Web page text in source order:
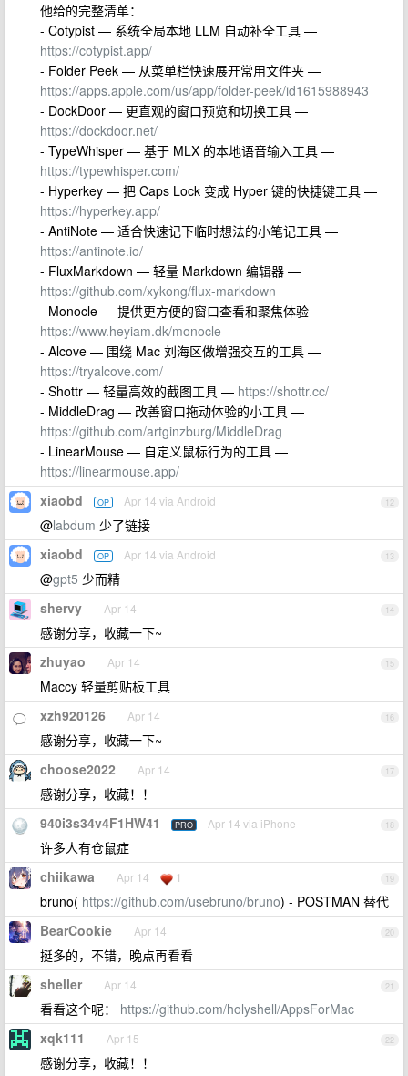
他给的完整清单：
- Cotypist — 系统全局本地 LLM 自动补全工具 —
https://cotypist.app/
- Folder Peek — 从菜单栏快速展开常用文件夹 —
https://apps.apple.com/us/app/folder-peek/id1615988943
- DockDoor — 更直观的窗口预览和切换工具 —
https://dockdoor.net/
- TypeWhisper — 基于 MLX 的本地语音输入工具 —
https://typewhisper.com/
- Hyperkey — 把 Caps Lock 变成 Hyper 键的快捷键工具 —
https://hyperkey.app/
- AntiNote — 适合快速记下临时想法的小笔记工具 —
https://antinote.io/
- FluxMarkdown — 轻量 Markdown 编辑器 —
https://github.com/xykong/flux-markdown
- Monocle — 提供更方便的窗口查看和聚焦体验 —
https://www.heyiam.dk/monocle
- Alcove — 围绕 Mac 刘海区做增强交互的工具 —
https://tryalcove.com/
- Shottr — 轻量高效的截图工具 — https://shottr.cc/
- MiddleDrag — 改善窗口拖动体验的小工具 —
https://github.com/artginzburg/MiddleDrag
- LinearMouse — 自定义鼠标行为的工具 —
https://linearmouse.app/
12
xiaobd OP Apr 14 via Android
@labdum 少了链接
13
xiaobd OP Apr 14 via Android
@gpt5 少而精
14
shervy Apr 14
感谢分享，收藏一下~
15
zhuyao Apr 14
Maccy 轻量剪贴板工具
16
xzh920126 Apr 14
感谢分享，收藏一下~
17
choose2022 Apr 14
感谢分享，收藏！！
18
940i3s34v4F1HW41 PRO Apr 14 via iPhone
许多人有仓鼠症
19
chiikawa Apr 14 1
bruno( https://github.com/usebruno/bruno) - POSTMAN 替代
20
BearCookie Apr 14
挺多的，不错，晚点再看看
21
sheller Apr 14
看看这个呢： https://github.com/holyshell/AppsForMac
22
xqk111 Apr 15
感谢分享，收藏！！